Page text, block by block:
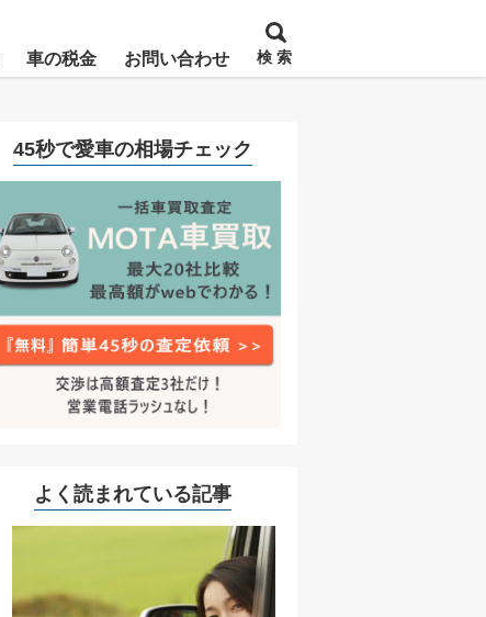
車の税金 お問い合わせ 検 索
45秒で愛車の相場チェック
よく読まれている記事